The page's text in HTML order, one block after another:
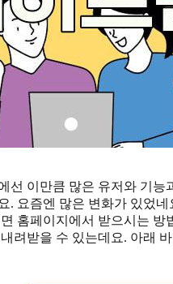
선 이만큼 많은 유저와 기
. 요즘엔 많은 변화가 있었
홈페이지에서 받으시는
려받을 수 있는데요. 아래